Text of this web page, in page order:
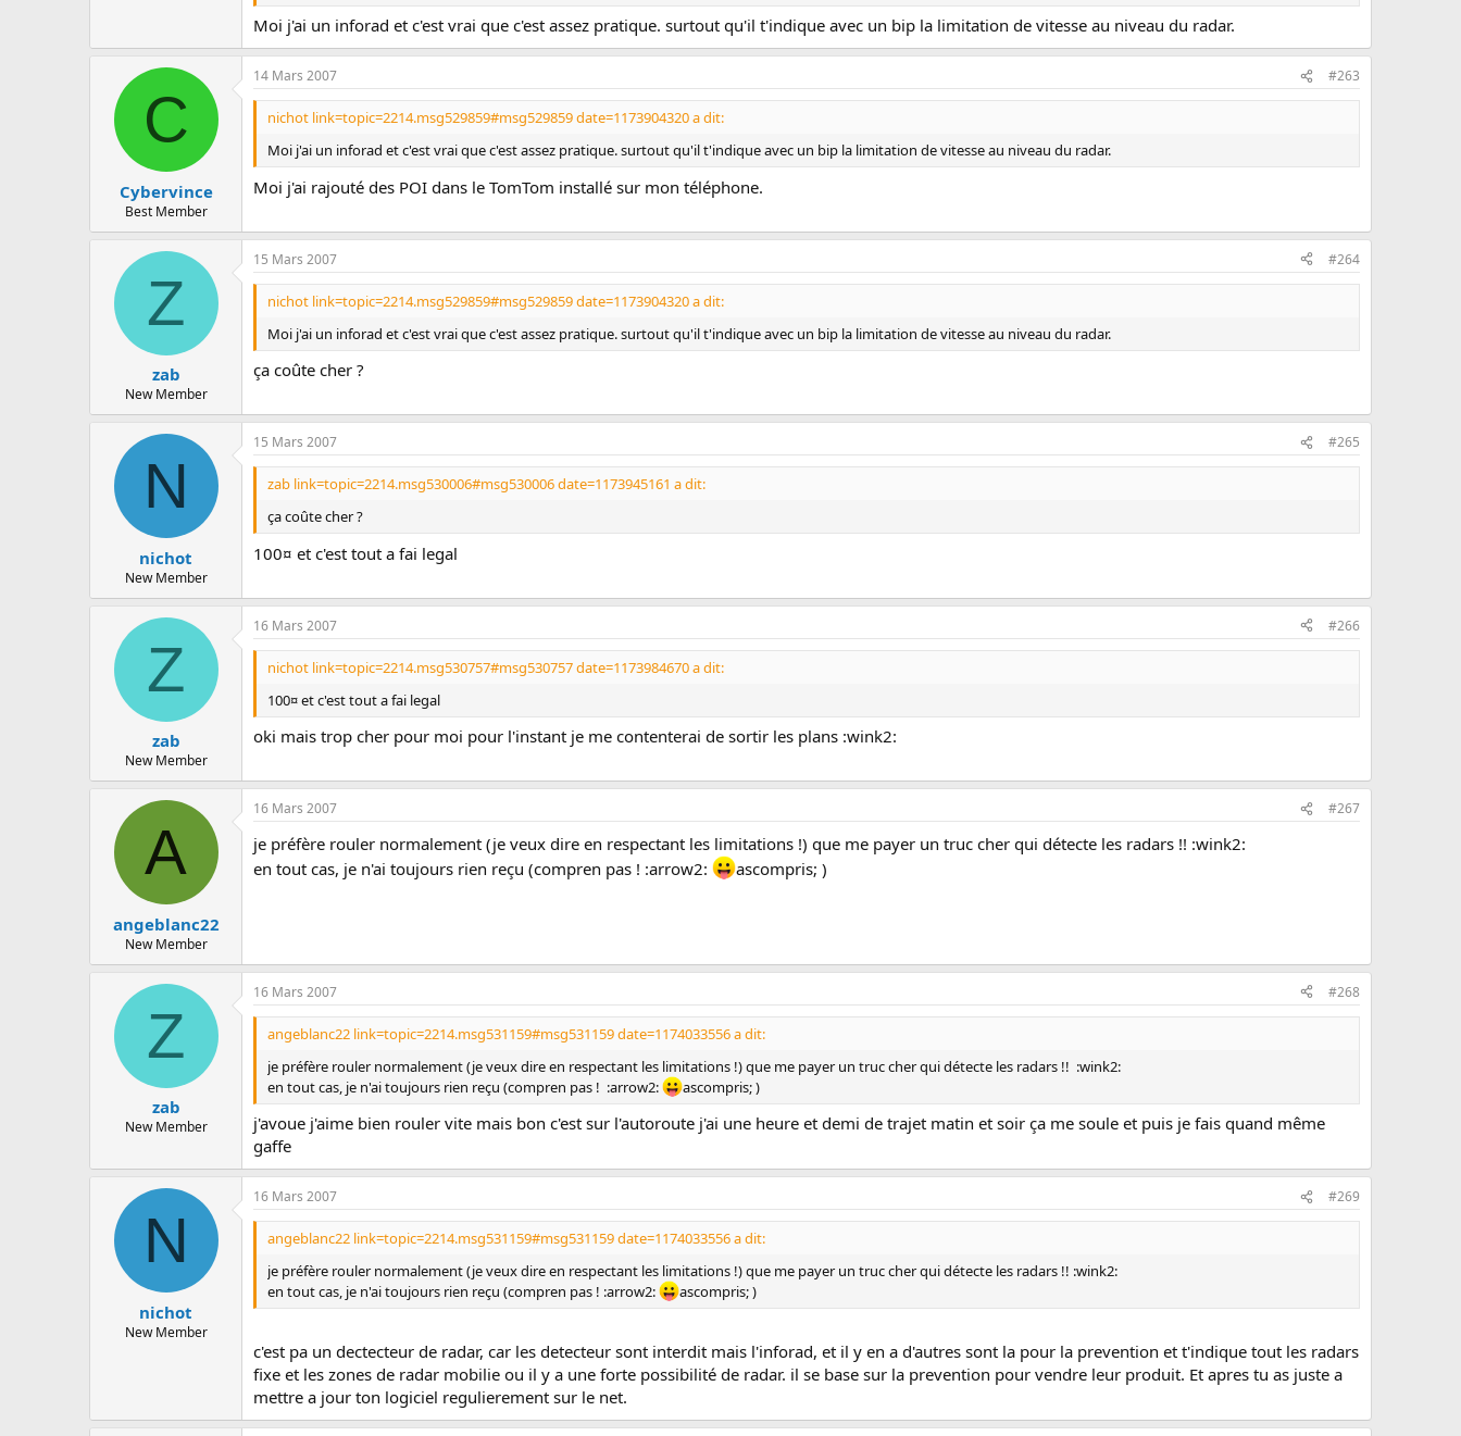
Moi j'ai un inforad et c'est vrai que c'est assez pratique. surtout qu'il t'indique avec un bip la limitation de vitesse au niveau du radar.
C
Cybervince
Best Member
14 Mars 2007 #263
nichot link=topic=2214.msg529859#msg529859 date=1173904320 a dit:
Moi j'ai un inforad et c'est vrai que c'est assez pratique. surtout qu'il t'indique avec un bip la limitation de vitesse au niveau du radar.
Moi j'ai rajouté des POI dans le TomTom installé sur mon téléphone.
Z
zab
New Member
15 Mars 2007 #264
nichot link=topic=2214.msg529859#msg529859 date=1173904320 a dit:
Moi j'ai un inforad et c'est vrai que c'est assez pratique. surtout qu'il t'indique avec un bip la limitation de vitesse au niveau du radar.
ça coûte cher ?
N
nichot
New Member
15 Mars 2007 #265
zab link=topic=2214.msg530006#msg530006 date=1173945161 a dit:
ça coûte cher ?
100¤ et c'est tout a fai legal
Z
zab
New Member
16 Mars 2007 #266
nichot link=topic=2214.msg530757#msg530757 date=1173984670 a dit:
100¤ et c'est tout a fai legal
oki mais trop cher pour moi pour l'instant je me contenterai de sortir les plans :wink2:
A
angeblanc22
New Member
16 Mars 2007 #267
je préfère rouler normalement (je veux dire en respectant les limitations !) que me payer un truc cher qui détecte les radars !! :wink2:
en tout cas, je n'ai toujours rien reçu (compren pas ! :arrow2:
ascompris; )
Z
zab
New Member
16 Mars 2007 #268
angeblanc22 link=topic=2214.msg531159#msg531159 date=1174033556 a dit:
je préfère rouler normalement (je veux dire en respectant les limitations !) que me payer un truc cher qui détecte les radars !! :wink2:
en tout cas, je n'ai toujours rien reçu (compren pas ! :arrow2:
ascompris; )
j'avoue j'aime bien rouler vite mais bon c'est sur l'autoroute j'ai une heure et demi de trajet matin et soir ça me soule et puis je fais quand même
gaffe
N
nichot
New Member
16 Mars 2007 #269
angeblanc22 link=topic=2214.msg531159#msg531159 date=1174033556 a dit:
je préfère rouler normalement (je veux dire en respectant les limitations !) que me payer un truc cher qui détecte les radars !! :wink2:
en tout cas, je n'ai toujours rien reçu (compren pas ! :arrow2:
ascompris; )
c'est pa un dectecteur de radar, car les detecteur sont interdit mais l'inforad, et il y en a d'autres sont la pour la prevention et t'indique tout les radars
fixe et les zones de radar mobilie ou il y a une forte possibilité de radar. il se base sur la prevention pour vendre leur produit. Et apres tu as juste a
mettre a jour ton logiciel regulierement sur le net.